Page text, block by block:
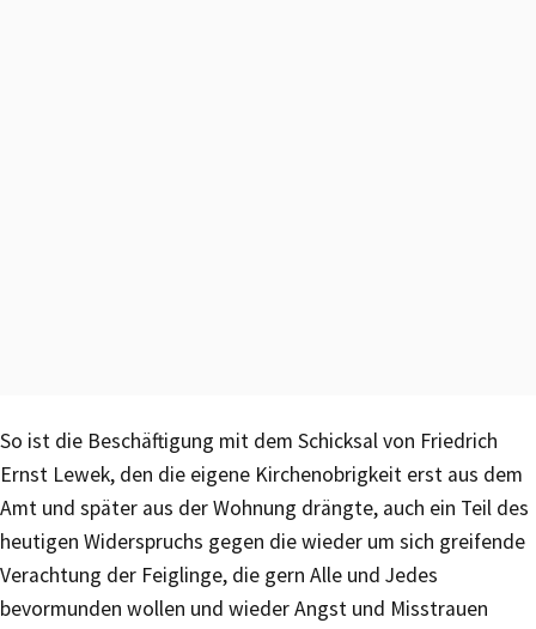
So ist die Beschäftigung mit dem Schicksal von Friedrich
Ernst Lewek, den die eigene Kirchenobrigkeit erst aus dem
Amt und später aus der Wohnung drängte, auch ein Teil des
heutigen Widerspruchs gegen die wieder um sich greifende
Verachtung der Feiglinge, die gern Alle und Jedes
bevormunden wollen und wieder Angst und Misstrauen